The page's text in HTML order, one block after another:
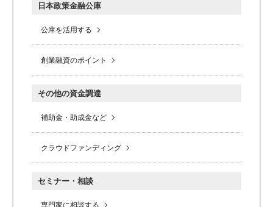
日本政策金融公庫
公庫を活用する
創業融資のポイント
その他の資金調達
補助金・助成金など
クラウドファンディング
セミナー・相談
専門家に相談する